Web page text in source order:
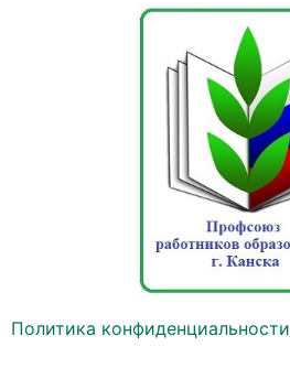
Политика конфиденциальности